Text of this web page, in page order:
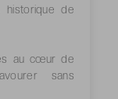
historique de
au cœur de
sans